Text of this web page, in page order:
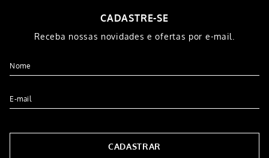
CADASTRE-SE
Receba nossas novidades e ofertas por e-mail.
CADASTRAR